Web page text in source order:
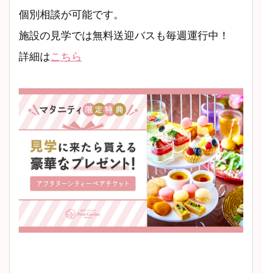
個別相談が可能です。
施設の見学では無料送迎バスも毎週運行中！
詳細はこちら